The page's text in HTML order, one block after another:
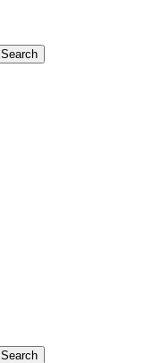
Search
Search